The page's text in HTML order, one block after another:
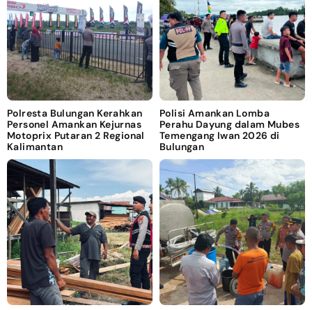
Polresta Bulungan Kerahkan
Personel Amankan Kejurnas
Motoprix Putaran 2 Regional
Kalimantan
Polisi Amankan Lomba
Perahu Dayung dalam Mubes
Temengang Iwan 2026 di
Bulungan